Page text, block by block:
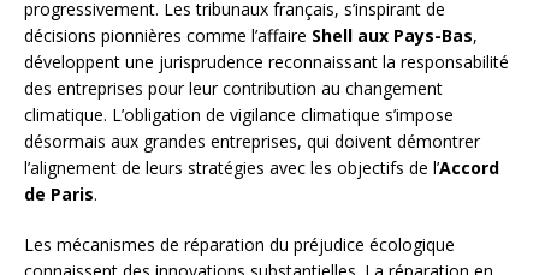
progressivement. Les tribunaux français, s’inspirant de
décisions pionnières comme l’affaire Shell aux Pays-Bas,
développent une jurisprudence reconnaissant la responsabilité
des entreprises pour leur contribution au changement
climatique. L’obligation de vigilance climatique s’impose
désormais aux grandes entreprises, qui doivent démontrer
l’alignement de leurs stratégies avec les objectifs de l’Accord
de Paris.
Les mécanismes de réparation du préjudice écologique